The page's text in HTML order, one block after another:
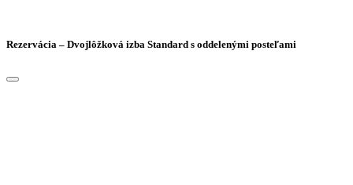
Rezervácia – Dvojlôžková izba Standard s oddelenými posteľami